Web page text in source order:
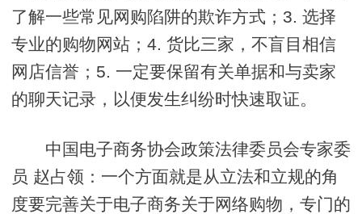
了解一些常见网购陷阱的欺诈方式；3. 选择
专业的购物网站；4. 货比三家，不盲目相信
网店信誉；5. 一定要保留有关单据和与卖家
的聊天记录，以便发生纠纷时快速取证。
中国电子商务协会政策法律委员会专家委
员 赵占领：一个方面就是从立法和立规的角
度要完善关于电子商务关于网络购物，专门的